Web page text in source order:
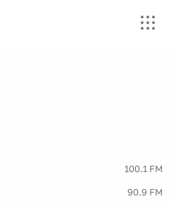
100.1 FM
90.9 FM